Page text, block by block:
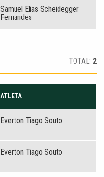
Samuel Elias Scheidegger
Fernandes
TOTAL: 2
ATLETA
Everton Tiago Souto
Everton Tiago Souto